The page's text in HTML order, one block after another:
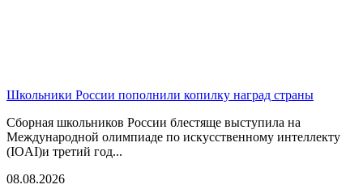
Школьники России пополнили копилку наград страны
Сборная школьников России блестяще выступила на
Международной олимпиаде по искусственному интеллекту
(IOAI)и третий год...
08.08.2026